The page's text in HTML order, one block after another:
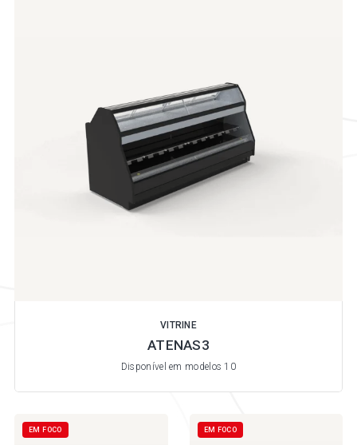
VITRINE
ATENAS3
Disponível em modelos 10
EM FOCO EM FOCO